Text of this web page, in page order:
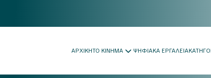
ΑΡΧΙΚΗΤΟ ΚΙΝΗΜΑ ΨΗΦΙΑΚΑ ΕΡΓΑΛΕΙΑ